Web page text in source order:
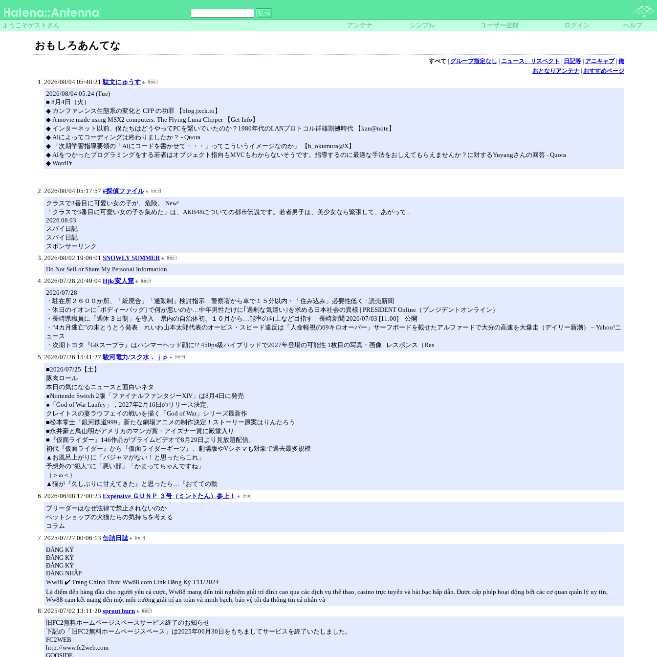
ようこそゲストさん アンテナ シンプル ユーザー登録 ログイン ヘルプ
おもしろあんてな
すべて グループ指定なし ニュース、リスペクト 日記等| アニキャプ| 俺
おとなりアンテナ| おすすめページ
2026/08/04 05:48:21 駄文にゅうす
2026/08/04 05:24 (Tue)
■ 8月4日（火）
◆ カンファレンス生態系の変化と CFP の功罪 【blog.jxck.io】
◆ A movie made using MSX2 computers: The Flying Luna Clipper 【Get Info】
◆ インターネット以前、僕たちはどうやってPCを繋いでいたのか？1980年代のLANプロトコル群雄割拠時代 【kzn@note】
◆ AIによってコーディングは終わりましたか？ - Quora
◆ 「次期学習指導要領の「AIにコードを書かせて・・・」ってこういうイメージなのか」 【h_okumura@X】
◆ AIをつかったプログラミングをする若者はオブジェクト指向もMVCもわからないそうです。指導するのに最適な手法をおしえてもらえませんか？に対するYuyangさんの回答 - Quora
◆ WordPr
2026/08/04 05:17:57 #探偵ファイル
クラスで3番目に可愛い女の子が、危険。 New!
「クラスで3番目に可愛い女の子を集めた」は、AKB48についての都市伝説です。若者男子は、美少女なら緊張して、あがって...
2026.08.03
スパイ日記
スパイ日記
スポンサーリンク
2026/08/02 19:06:01 SNOWLY SUMMER
Do Not Sell or Share My Personal Information
2026/07/28 20:49:04 Hjk/変人窟
2026/07/28
・駐在所２６００か所、「統廃合」「通勤制」検討指示…警察署から車で１５分以内・「住み込み」必要性低く : 読売新聞
・休日のイオンに｢ボディーバッグ｣で何が悪いのか…中年男性だけに｢過剰な気遣い｣を求める日本社会の異様 | PRESIDENT Online（プレジデントオンライン）
・長崎県職員に「週休３日制」を導入 県内の自治体初、１０月から…能率の向上など目指す – 長崎新聞 2026/07/03 [11:00] 公開
・“4カ月逃亡”の末とうとう発表 れいわ山本太郎代表のオービス・スピード違反は「人命軽視の69キロオーバー」サーフボードを載せたアルファードで大分の高速を大爆走（デイリー新潮） – Yahoo!ニ
ュース
・次期トヨタ『GRスープラ』はハンマーヘッド顔に!? 450ps級ハイブリッドで2027年登場の可能性 1枚目の写真・画像 | レスポンス（Res
2026/07/26 15:41:27 駿河電力/スク水．ｊｐ
■2026/07/25【土】
豚肉ロール
本日の気になるニュースと面白いネタ
●Nintendo Switch 2版「ファイナルファンタジーXIV」は8月4日に発売
●「God of War Laufey」，2027年2月16日のリリース決定。
クレイトスの妻ラウフェイの戦いを描く「God of War」シリーズ最新作
■松本零士「銀河鉄道999」新たな劇場アニメの制作決定！ストーリー原案はりんたろう
■永井豪と鳥山明がアメリカのマンガ賞・アイズナー賞に殿堂入り
■『仮面ライダー』146作品がプライムビデオで8月29日より見放題配信。
初代『仮面ライダー』から『仮面ライダーギーツ』、劇場版やVシネマも対象で過去最多規模
▲お風呂上がりに「パジャマがない！と思ったらこれ」
予想外の“犯人”に「悪い顔」「かまってちゃんですね」
（＞ω＜）
▲猫が『久しぶりに甘えてきた』と思ったら…『おてての動
2026/06/08 17:00:23 Expensive ＧＵＮＰ ３号（ミントたん）参上！
ブリーダーはなぜ法律で禁止されないのか
ペットショップの犬猫たちの気持ちを考える
コラム
2025/07/27 00:06:13 缶詰日誌
ĐĂNG KÝ
ĐĂNG KÝ
ĐĂNG KÝ
ĐĂNG NHẬP
Ww88 ✔️ Trang Chính Thức Ww88.com Link Đăng Ký T11/2024
Là điểm đến hàng đầu cho người yêu cá cược, Ww88 mang đến trải nghiệm giải trí đỉnh cao qua các dịch vụ thể thao, casino trực tuyến và bài bạc hấp dẫn. Được cấp phép hoạt động bởi các cơ quan quản lý uy tín,
Ww88 cam kết mang đến một môi trường giải trí an toàn và minh bạch, bảo vệ tối đa thông tin cá nhân và
2025/07/02 13:11:20 sprout burn
旧FC2無料ホームページスペースサービス終了のお知らせ
下記の「旧FC2無料ホームページスペース」は2025年06月30日をもちましてサービスを終了いたしました。
FC2WEB
http://www.fc2web.com
GOOSIDE